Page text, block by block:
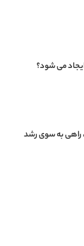
می شود؟
راهی به سوی رشد